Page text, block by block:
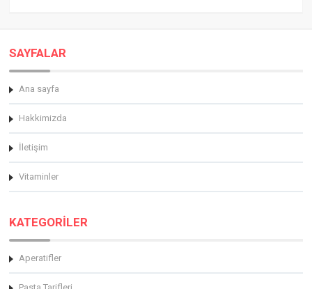
SAYFALAR
Ana sayfa
Hakkimizda
İletişim
Vitaminler
KATEGORİLER
Aperatifler